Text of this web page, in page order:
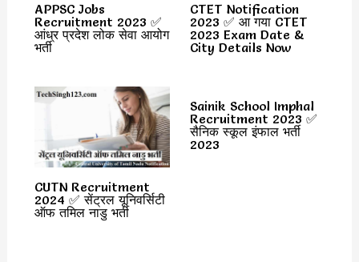
APPSC Jobs
Recruitment 2023 ✅
आंध्र प्रदेश लोक सेवा आयोग
भर्ती
CTET Notification
2023 ✅ आ गया CTET
2023 Exam Date &
City Details Now
CUTN Recruitment
2024 ✅ सेंट्रल यूनिवर्सिटी
ऑफ तमिल नाडु भर्ती
Sainik School Imphal
Recruitment 2023 ✅
सैनिक स्कूल इंफाल भर्ती
2023